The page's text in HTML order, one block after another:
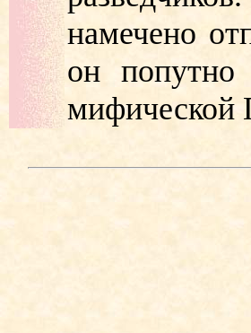
намечено
он попутно
мифической